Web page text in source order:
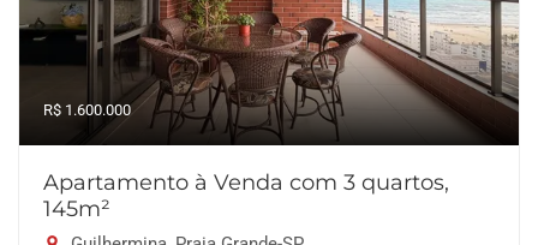
R$ 1.600.000
Apartamento à Venda com 3 quartos,
145m²